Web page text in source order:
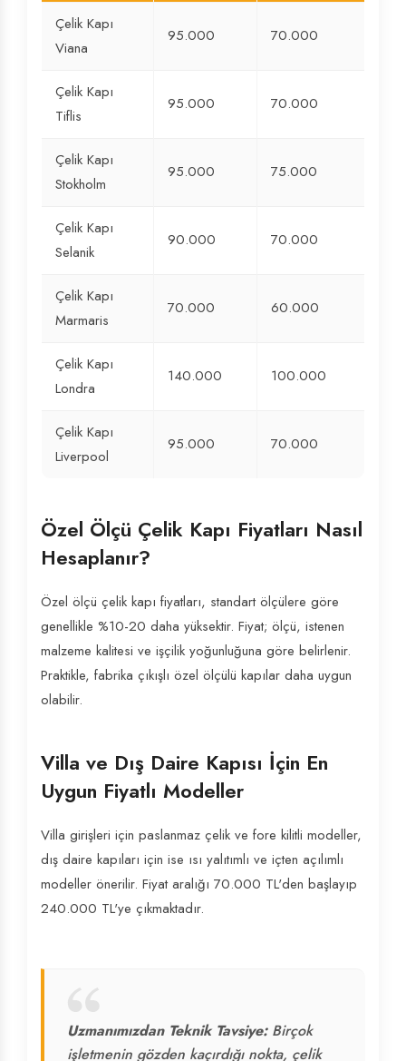
Çelik Kapı
Viana
95.000 70.000
Çelik Kapı
Tiflis
95.000 70.000
Çelik Kapı
Stokholm
95.000 75.000
Çelik Kapı
Selanik
90.000 70.000
Çelik Kapı
Marmaris
70.000 60.000
Çelik Kapı
Londra
140.000 100.000
Çelik Kapı
Liverpool
95.000 70.000
Özel Ölçü Çelik Kapı Fiyatları Nasıl
Hesaplanır?
Özel ölçü çelik kapı fiyatları, standart ölçülere göre
genellikle %10-20 daha yüksektir. Fiyat; ölçü, istenen
malzeme kalitesi ve işçilik yoğunluğuna göre belirlenir.
Praktikle, fabrika çıkışlı özel ölçülü kapılar daha uygun
olabilir.
Villa ve Dış Daire Kapısı İçin En
Uygun Fiyatlı Modeller
Villa girişleri için paslanmaz çelik ve fore kilitli modeller,
dış daire kapıları için ise ısı yalıtımlı ve içten açılımlı
modeller önerilir. Fiyat aralığı 70.000 TL'den başlayıp
240.000 TL'ye çıkmaktadır.
Uzmanımızdan Teknik Tavsiye:Birçok
işletmenin gözden kaçırdığı nokta, çelik